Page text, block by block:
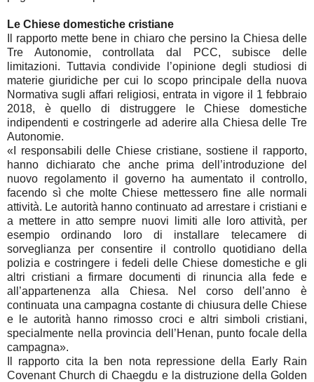
Le Chiese domestiche cristiane
Il rapporto mette bene in chiaro che persino la Chiesa delle
Tre Autonomie, controllata dal PCC, subisce delle
limitazioni. Tuttavia condivide l’opinione degli studiosi di
materie giuridiche per cui lo scopo principale della nuova
Normativa sugli affari religiosi, entrata in vigore il 1 febbraio
2018, è quello di distruggere le Chiese domestiche
indipendenti e costringerle ad aderire alla Chiesa delle Tre
Autonomie.
«I responsabili delle Chiese cristiane, sostiene il rapporto,
hanno dichiarato che anche prima dell’introduzione del
nuovo regolamento il governo ha aumentato il controllo,
facendo sì che molte Chiese mettessero fine alle normali
attività. Le autorità hanno continuato ad arrestare i cristiani e
a mettere in atto sempre nuovi limiti alle loro attività, per
esempio ordinando loro di installare telecamere di
sorveglianza per consentire il controllo quotidiano della
polizia e costringere i fedeli delle Chiese domestiche e gli
altri cristiani a firmare documenti di rinuncia alla fede e
all’appartenenza alla Chiesa. Nel corso dell’anno è
continuata una campagna costante di chiusura delle Chiese
e le autorità hanno rimosso croci e altri simboli cristiani,
specialmente nella provincia dell’Henan, punto focale della
campagna».
Il rapporto cita la ben nota repressione della Early Rain
Covenant Church di Chaegdu e la distruzione della Golden